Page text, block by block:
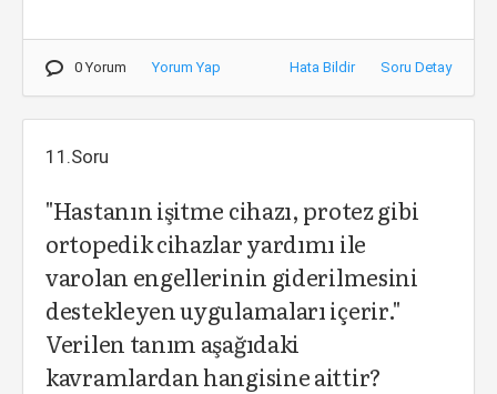
0 Yorum Yorum Yap Hata Bildir Soru Detay
11.Soru
"Hastanın işitme cihazı, protez gibi
ortopedik cihazlar yardımı ile
varolan engellerinin giderilmesini
destekleyen uygulamaları içerir."
Verilen tanım aşağıdaki
kavramlardan hangisine aittir?